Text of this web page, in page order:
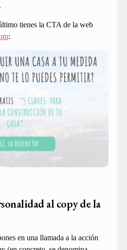
tienes la CTA de la web
:
al copy de la
en una llamada a la acción